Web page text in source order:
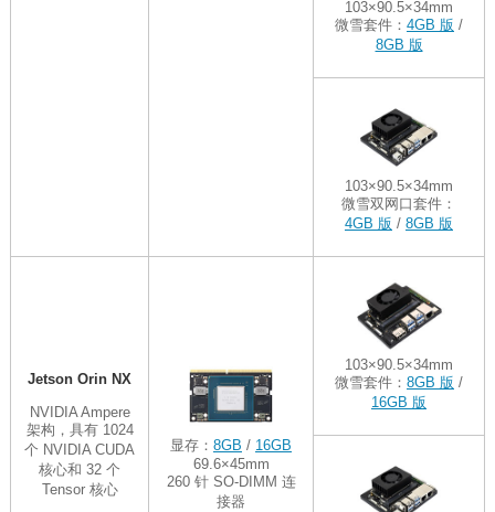
103×90.5×34mm
微雪套件： 4GB 版 /
8GB 版
103×90.5×34mm
微雪双网口套件：
4GB 版 / 8GB 版
Jetson Orin NX
NVIDIA Ampere
架构，具有 1024
个 NVIDIA CUDA
核心和 32 个
Tensor 核心
显存： 8GB / 16GB
69.6×45mm
260 针 SO-DIMM 连
接器
103×90.5×34mm
微雪套件： 8GB 版 /
16GB 版